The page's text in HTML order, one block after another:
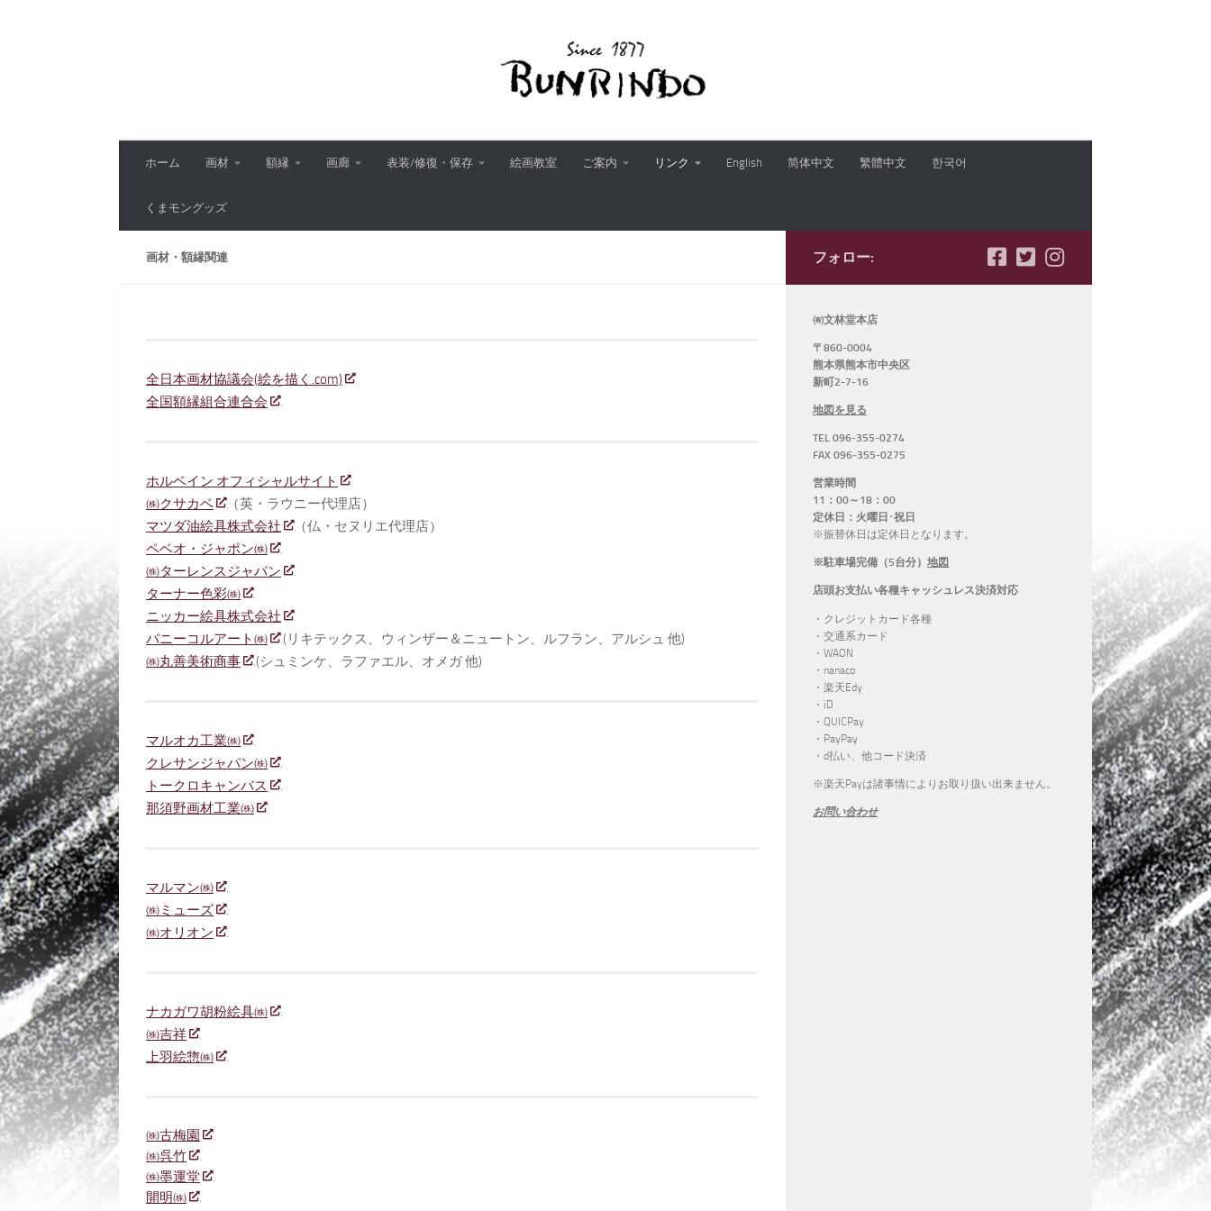
ホーム 画材 額縁 画廊 表装/修復・保存 絵画教室 ご案内 リンク English 简体中文 繁體中文 한국어
くまモングッズ
画材・額縁関連
全日本画材協議会(絵を描く.com)
全国額縁組合連合会
ホルベイン オフィシャルサイト
㈱クサカベ
（英・ラウニー代理店）
マツダ油絵具株式会社
（仏・セヌリエ代理店）
ペベオ・ジャポン㈱
㈱ターレンスジャパン
ターナー色彩㈱
ニッカー絵具株式会社
バニーコルアート㈱
(リキテックス、ウィンザー＆ニュートン、ルフラン、アルシュ 他)
㈱丸善美術商事
(シュミンケ、ラファエル、オメガ 他)
マルオカ工業㈱
クレサンジャパン㈱
トークロキャンバス
那須野画材工業㈱
マルマン㈱
㈱ミューズ
㈱オリオン
ナカガワ胡粉絵具㈱
㈱吉祥
上羽絵惣㈱
㈱古梅園
㈱呉竹
㈱墨運堂
開明㈱
フォロー:
㈲文林堂本店
〒860-0004
熊本県熊本市中央区
新町2-7-16
地図を見る
TEL 096-355-0274
FAX 096-355-0275
営業時間
11：00～18：00
定休日：火曜日･祝日
※振替休日は定休日となります。
※駐車場完備（5台分） 地図
店頭お支払い各種キャッシュレス決済対応
・クレジットカード各種
・交通系カード
・WAON
・nanaco
・楽天Edy
・iD
・QUICPay
・PayPay
・d払い、他コード決済
※楽天Payは諸事情によりお取り扱い出来ません。
お問い合わせ